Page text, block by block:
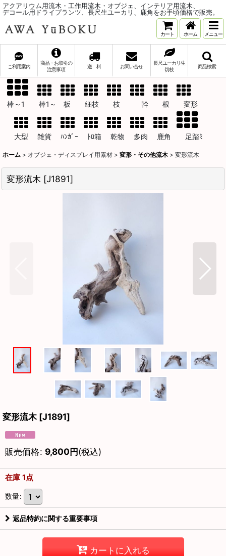
アクアリウム用流木・工作用流木・オブジェ、インテリア用流木、
デコール用ドライプランツ、長尺生ユーカリ、鹿角をお手頃価格で販売。
カート ホーム メニュー
ご利用案内
商品・お取引の
注意事項
送 料 お問い合せ
長尺ユーカリ生
切枝
商品検索
棒～1 棒1～ 板 細枝 枝 幹 根 変形
大型 雑貨 ﾊﾝｶﾞｰ ﾄﾛ箱 乾物 多肉 鹿角 足踏ﾐ
ホーム > オブジェ・ディスプレイ用素材 > 変形・その他流木 > 変形流木
変形流木 [J1891]
変形流木 [J1891]
販売価格: 9,800円(税込)
在庫 1点
数量:
返品特約に関する重要事項
カートに入れる